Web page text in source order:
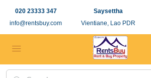
020 23333 347
info@rentsbuy.com
Saysettha
Vientiane, Lao PDR